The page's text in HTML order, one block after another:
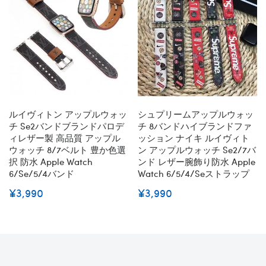
ルイヴィトン アップルウォッ
チ Se2バンドブランドパロデ
ィレザー製 高品質 アップル
ウォッチ 8/7ベルト 豊か色選
択 防水 Apple Watch
6/se/5/4バンド
¥3,990
シュプリームアップルウォッ
チ 8バンドハイブランドファ
ッション ナイキ ルイヴィト
ン アップルウォッチ Se2/7バ
ンド レザー腕飾り防水 Apple
Watch 6/5/4/seストラップ
¥3,990